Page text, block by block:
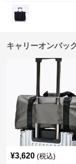
キャリーオンバッ
¥3,620 (税込)